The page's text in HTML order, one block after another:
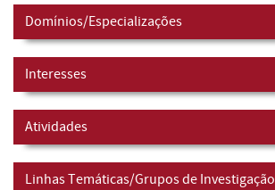
Domínios/Especializações
Interesses
Atividades
Linhas Temáticas/Grupos de Investigação